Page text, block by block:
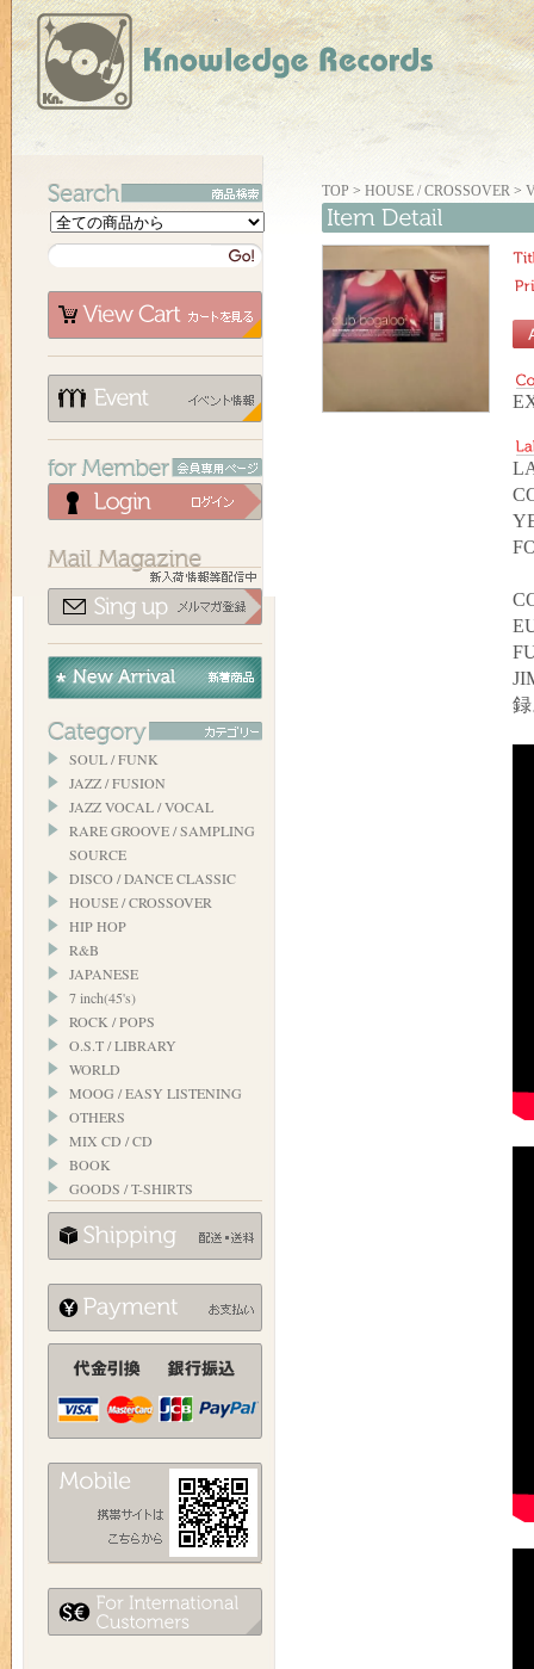
SOUL / FUNK
JAZZ / FUSION
JAZZ VOCAL / VOCAL
RARE GROOVE / SAMPLING
SOURCE
DISCO / DANCE CLASSIC
HOUSE / CROSSOVER
HIP HOP
R&B
JAPANESE
7 inch(45's)
ROCK / POPS
O.S.T / LIBRARY
WORLD
MOOG / EASY LISTENING
OTHERS
MIX CD / CD
BOOK
GOODS / T-SHIRTS
TOP > HOUSE / CROSSOVER >